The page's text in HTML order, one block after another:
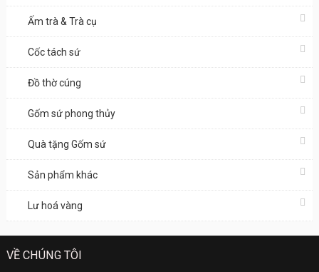
Ấm trà & Trà cụ
Cốc tách sứ
Đồ thờ cúng
Gốm sứ phong thủy
Quà tặng Gốm sứ
Sản phẩm khác
Lư hoá vàng
VỀ CHÚNG TÔI